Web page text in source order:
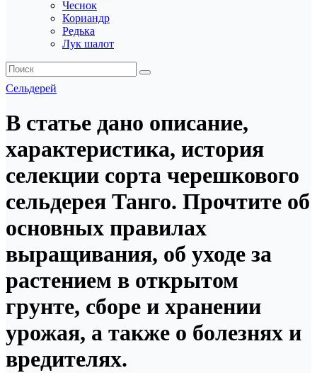
Чеснок
Кориандр
Редька
Лук шалот
Сельдерей
В статье дано описание,
характеристика, история
селекции сорта черешкового
сельдерея Танго. Прочтите об
основных правилах
выращивания, об уходе за
растением в открытом
грунте, сборе и хранении
урожая, а также о болезнях и
вредителях.